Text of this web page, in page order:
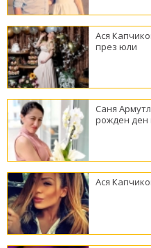
Ася
през юли
Саня
рожден ден
Ася